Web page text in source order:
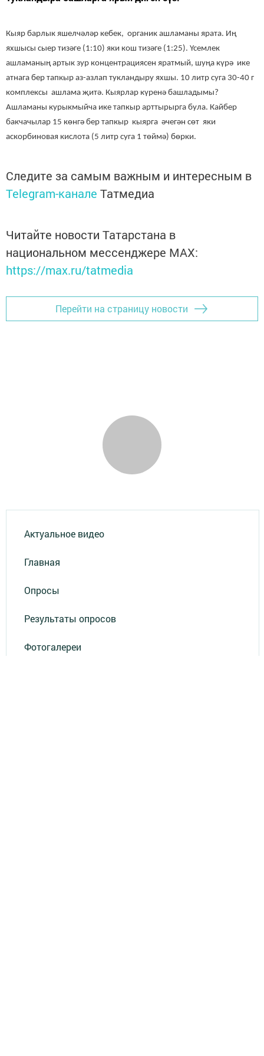
Кыяр барлык яшелчәләр кебек, органик ашламаны ярата. Иң
яхшысы сыер тизәге (1:10) яки кош тизәге (1:25). Үсемлек
ашламаның артык зур концентрациясен яратмый, шуңа күрә ике
атнага бер тапкыр аз-азлап тукландыру яхшы. 10 литр суга 30-40 г
комплексы ашлама җитә. Кыярлар күренә башладымы?
Ашламаны курыкмыйча ике тапкыр арттырырга була. Кайбер
бакчачылар 15 көнгә бер тапкыр кыярга әчегән сөт яки
аскорбиновая кислота (5 литр суга 1 төймә) бөрки.
Следите за самым важным и интересным в
Telegram-канале Татмедиа
Читайте новости Татарстана в
национальном мессенджере MАХ:
https://max.ru/tatmedia
Перейти на страницу новости
Актуальное видео
Главная
Опросы
Результаты опросов
Фотогалереи